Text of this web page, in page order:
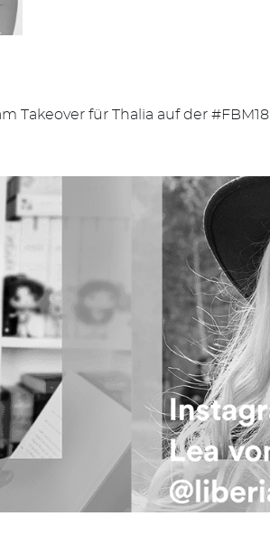
Takeover für Thalia auf der #FBM18